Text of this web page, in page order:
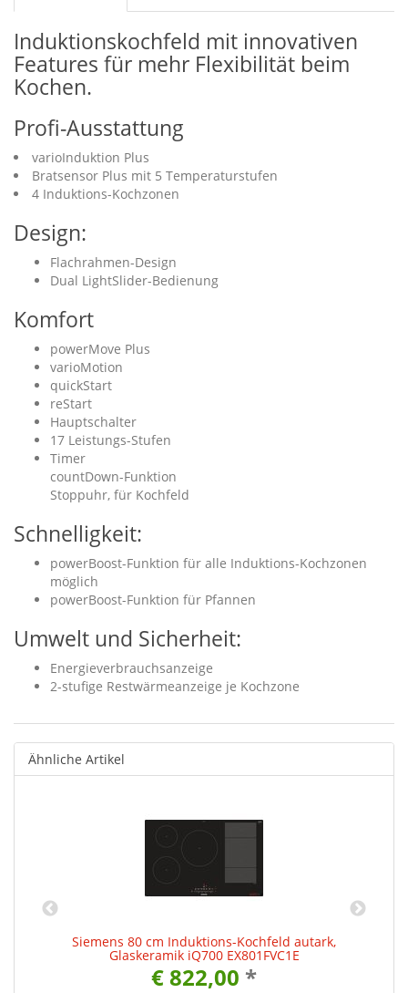
Induktionskochfeld mit innovativen
Features für mehr Flexibilität beim
Kochen.
Profi-Ausstattung
varioInduktion Plus
Bratsensor Plus mit 5 Temperaturstufen
4 Induktions-Kochzonen
Design:
Flachrahmen-Design
Dual LightSlider-Bedienung
Komfort
powerMove Plus
varioMotion
quickStart
reStart
Hauptschalter
17 Leistungs-Stufen
Timer
countDown-Funktion
Stoppuhr, für Kochfeld
Schnelligkeit:
powerBoost-Funktion für alle Induktions-Kochzonen
möglich
powerBoost-Funktion für Pfannen
Umwelt und Sicherheit:
Energieverbrauchsanzeige
2-stufige Restwärmeanzeige je Kochzone
Ähnliche Artikel
Siemens 80 cm Induktions-Kochfeld autark,
Glaskeramik iQ700 EX801FVC1E
€ 822,00 *